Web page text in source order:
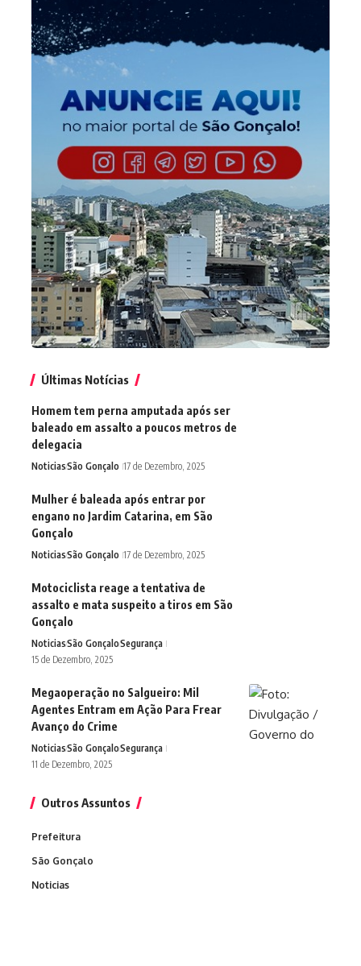
Últimas Notícias
Homem tem perna amputada após ser
baleado em assalto a poucos metros de
delegacia
NoticiasSão Gonçalo 17 de Dezembro, 2025
Mulher é baleada após entrar por
engano no Jardim Catarina, em São
Gonçalo
NoticiasSão Gonçalo 17 de Dezembro, 2025
Motociclista reage a tentativa de
assalto e mata suspeito a tiros em São
Gonçalo
NoticiasSão GonçaloSegurança
15 de Dezembro, 2025
Megaoperação no Salgueiro: Mil
Agentes Entram em Ação Para Frear
Avanço do Crime
NoticiasSão GonçaloSegurança
11 de Dezembro, 2025
Outros Assuntos
Prefeitura
São Gonçalo
Noticias